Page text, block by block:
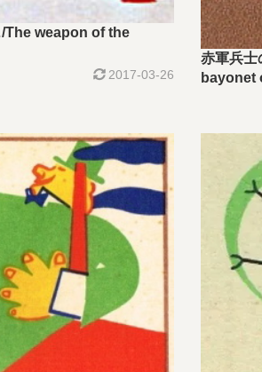
The weapon of the
2017-03-26
赤軍兵
bayonet